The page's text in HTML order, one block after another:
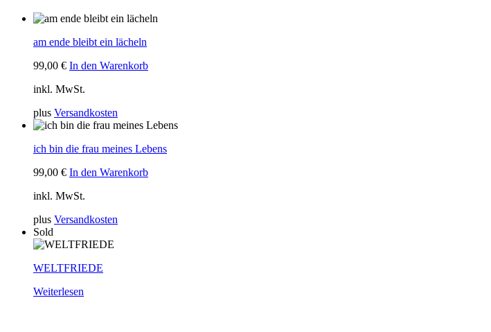
am ende bleibt ein lächeln
99,00 € In den Warenkorb
inkl. MwSt.
plus Versandkosten
ich bin die frau meines Lebens
99,00 € In den Warenkorb
inkl. MwSt.
plus Versandkosten
Sold
WELTFRIEDE
Weiterlesen